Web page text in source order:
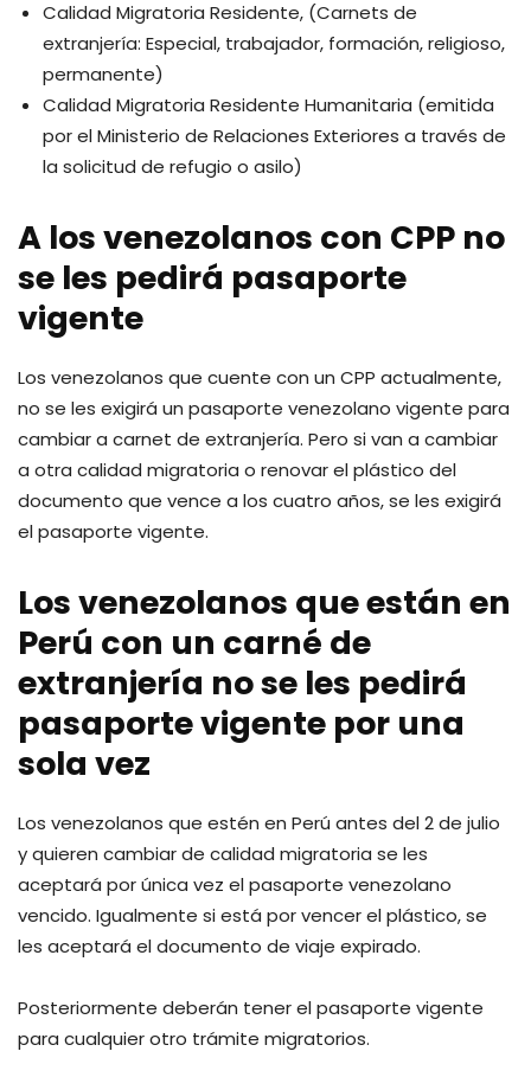
Calidad Migratoria Residente, (Carnets de
extranjería: Especial, trabajador, formación, religioso,
permanente)
Calidad Migratoria Residente Humanitaria (emitida
por el Ministerio de Relaciones Exteriores a través de
la solicitud de refugio o asilo)
A los venezolanos con CPP no
se les pedirá pasaporte
vigente
Los venezolanos que cuente con un CPP actualmente,
no se les exigirá un pasaporte venezolano vigente para
cambiar a carnet de extranjería. Pero si van a cambiar
a otra calidad migratoria o renovar el plástico del
documento que vence a los cuatro años, se les exigirá
el pasaporte vigente.
Los venezolanos que están en
Perú con un carné de
extranjería no se les pedirá
pasaporte vigente por una
sola vez
Los venezolanos que estén en Perú antes del 2 de julio
y quieren cambiar de calidad migratoria se les
aceptará por única vez el pasaporte venezolano
vencido. Igualmente si está por vencer el plástico, se
les aceptará el documento de viaje expirado.
Posteriormente deberán tener el pasaporte vigente
para cualquier otro trámite migratorios.